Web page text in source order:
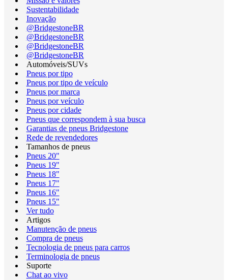
Sustentabilidade
Inovação
@BridgestoneBR
@BridgestoneBR
@BridgestoneBR
@BridgestoneBR
Automóveis/SUVs
Pneus por tipo
Pneus por tipo de veículo
Pneus por marca
Pneus por veículo
Pneus por cidade
Pneus que correspondem à sua busca
Garantias de pneus Bridgestone
Rede de revendedores
Tamanhos de pneus
Pneus 20"
Pneus 19"
Pneus 18"
Pneus 17"
Pneus 16"
Pneus 15"
Ver tudo
Artigos
Manutenção de pneus
Compra de pneus
Tecnologia de pneus para carros
Terminologia de pneus
Suporte
Chat ao vivo